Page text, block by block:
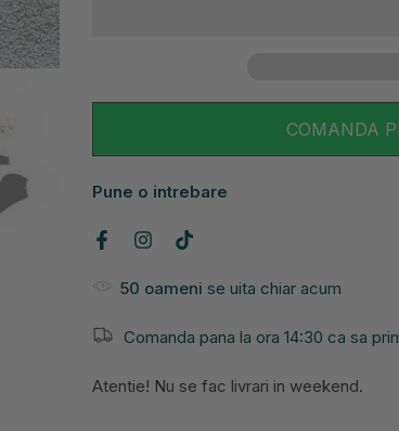
COMANDA
Pune o intrebare
50 oameni se uita chiar acum
Comanda pana la ora 14:30 ca sa
Atentie! Nu se fac livrari in weekend.